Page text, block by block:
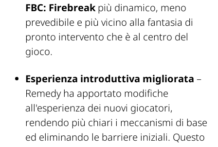
FBC: Firebreakpiù dinamico, meno
prevedibile e più vicino alla fantasia di
pronto intervento che è al centro del
gioco.
Esperienza introduttiva migliorata –
Remedy ha apportato modifiche
all'esperienza dei nuovi giocatori,
rendendo più chiari i meccanismi di base
ed eliminando le barriere iniziali. Questo